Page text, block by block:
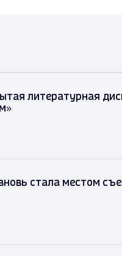
литературная
стала местом